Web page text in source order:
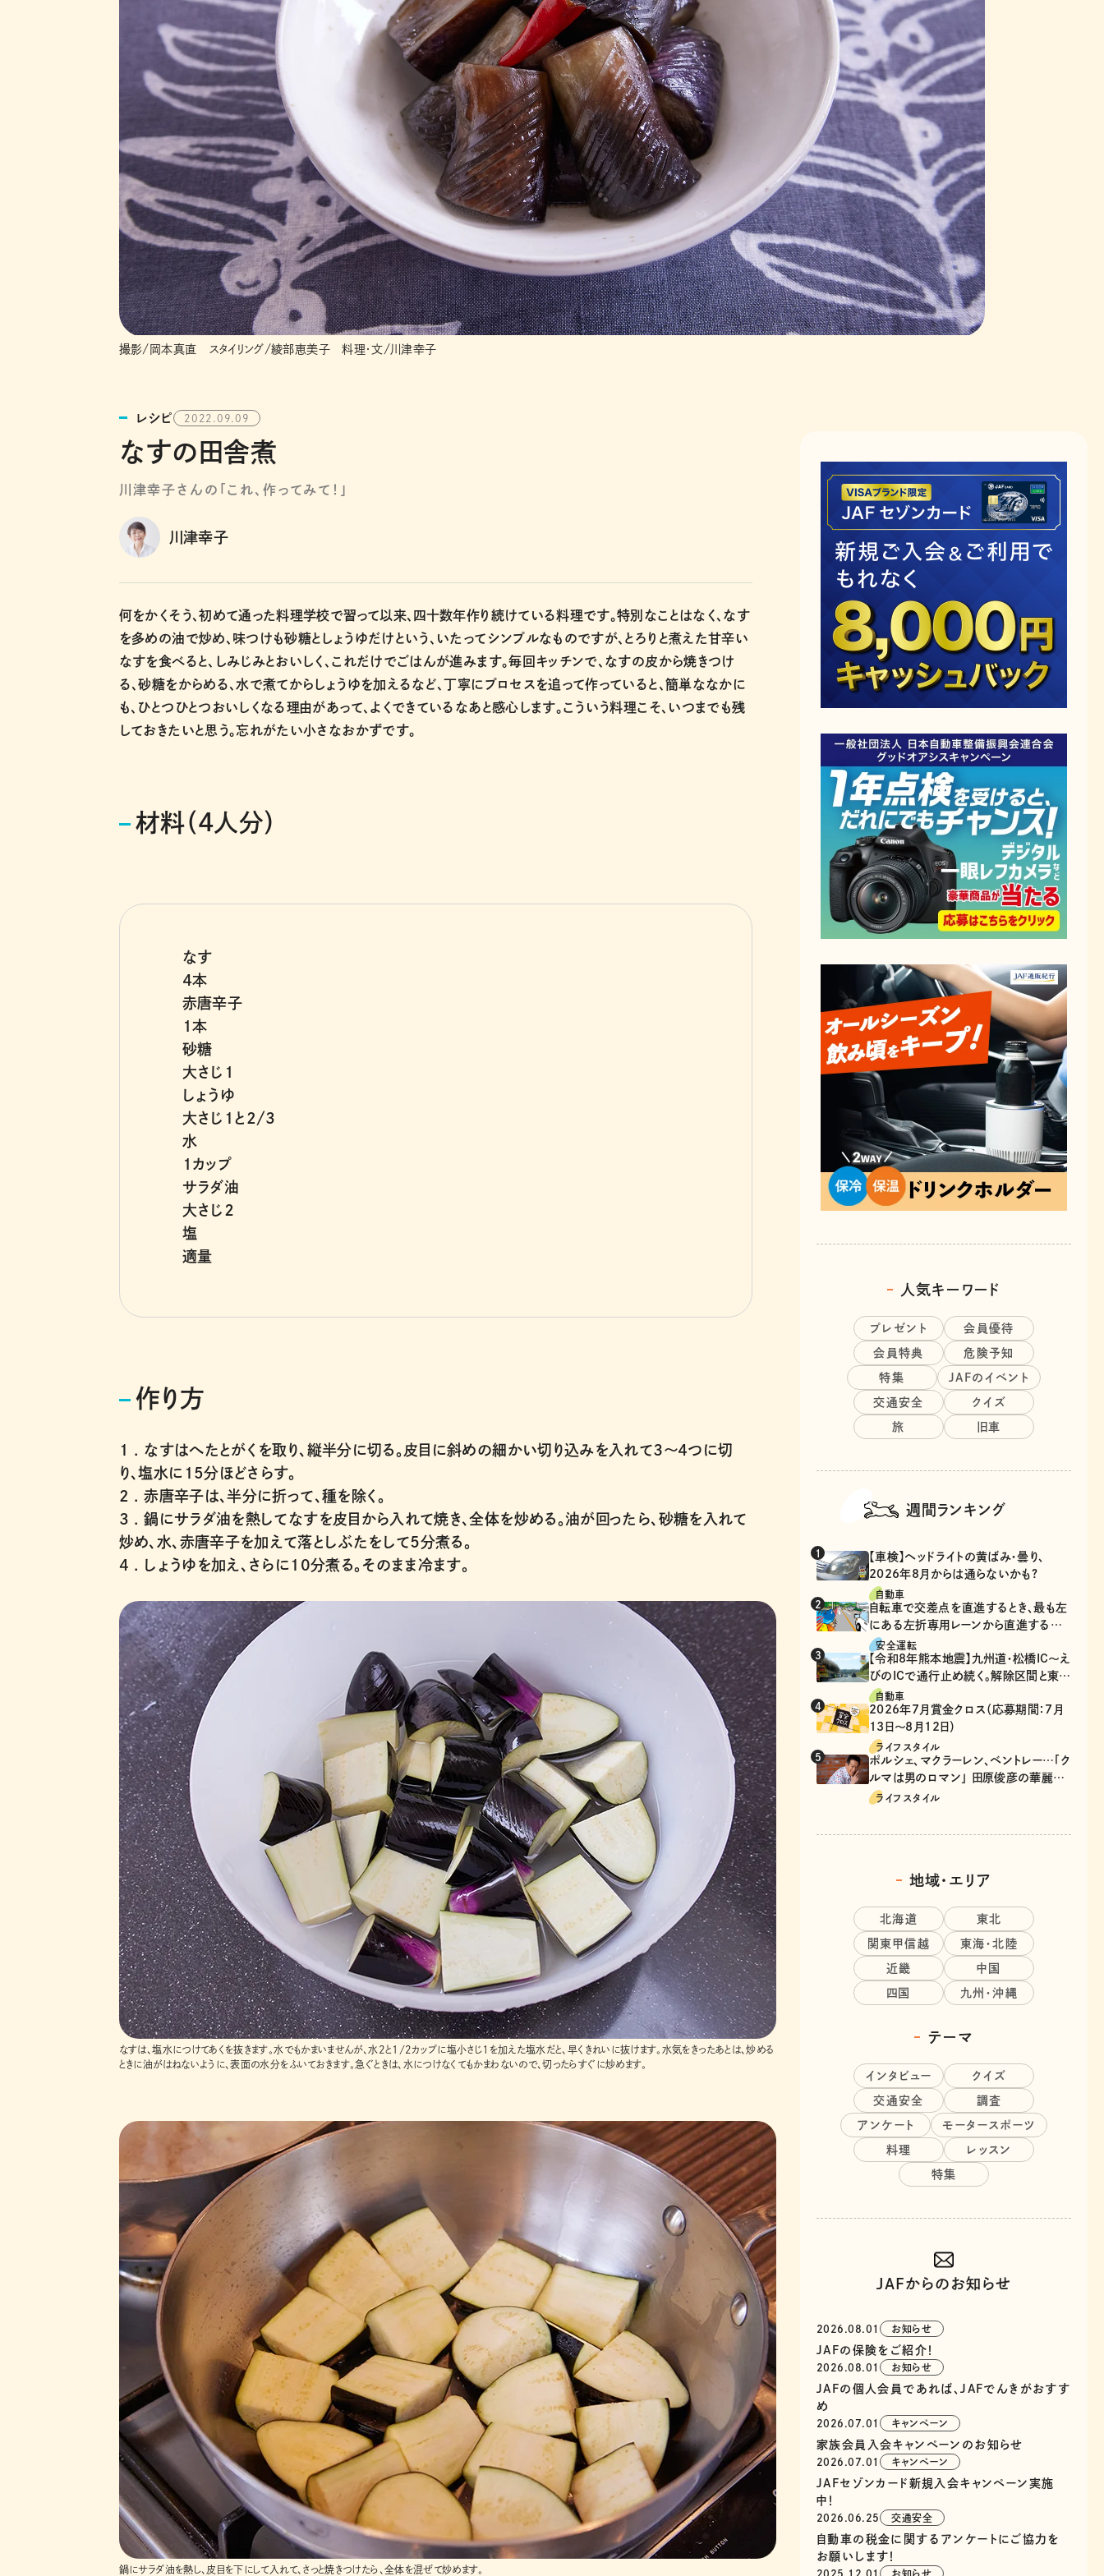
撮影/岡本真直 スタイリング/綾部恵美子 料理・文/川津幸子
レシピ 2022.09.09
なすの田舎煮
川津幸子さんの「これ、作ってみて！」
川津幸子
何をかくそう、初めて通った料理学校で習って以来、四十数年作り続けている料理です。特別なことはなく、なす
を多めの油で炒め、味つけも砂糖としょうゆだけという、いたってシンプルなものですが、とろりと煮えた甘辛い
なすを食べると、しみじみとおいしく、これだけでごはんが進みます。毎回キッチンで、なすの皮から焼きつけ
る、砂糖をからめる、水で煮てからしょうゆを加えるなど、丁寧にプロセスを追って作っていると、簡単ななかに
も、ひとつひとつおいしくなる理由があって、よくできているなあと感心します。こういう料理こそ、いつまでも残
しておきたいと思う。忘れがたい小さなおかずです。
材料（4人分）
なす
４本
赤唐辛子
１本
砂糖
大さじ１
しょうゆ
大さじ1と2/3
水
１カップ
サラダ油
大さじ２
塩
適量
作り方
1 . なすはへたとがくを取り、縦半分に切る。皮目に斜めの細かい切り込みを入れて３〜４つに切
り、塩水に15分ほどさらす。
2 .赤唐辛子は、半分に折って、種を除く。
3 .鍋にサラダ油を熱してなすを皮目から入れて焼き、全体を炒める。油が回ったら、砂糖を入れて
炒め、水、赤唐辛子を加えて落としぶたをして５分煮る。
4 . しょうゆを加え、さらに10分煮る。そのまま冷ます。
なすは、塩水につけてあくを抜きます。水でもかまいませんが、水2と1/2カップに塩小さじ１を加えた塩水だと、早くきれいに抜けます。水気をきったあとは、炒める
ときに油がはねないように、表面の水分をふいておきます。急ぐときは、水につけなくてもかまわないので、切ったらすぐに炒めます。
鍋にサラダ油を熱し、皮目を下にして入れて、さっと焼きつけたら、全体を混ぜて炒めます。
人気キーワード
プレゼント 会員優待
会員特典 危険予知
特集 JAFのイベント
交通安全 クイズ
旅 旧車
週間ランキング
【車検】ヘッドライトの黄ばみ・曇り、
2026年8月からは通らないかも?
自動車
自転車で交差点を直進するとき、最も左
にある左折専用レーンから直進するの
は、違反？
安全運転
【令和8年熊本地震】九州道・松橋IC～え
びのICで通行止め続く。解除区間と東九
州道の迂回ルート
自動車
2026年7月賞金クロス（応募期間：7月
13日～8月12日）
ライフスタイル
ポルシェ、マクラーレン、ベントレー…「ク
ルマは男のロマン」 田原俊彦の華麗な
る愛車遍歴
ライフスタイル
地域・エリア
北海道 東北
関東甲信越 東海・北陸
近畿 中国
四国 九州・沖縄
テーマ
インタビュー クイズ
交通安全 調査
アンケート モータースポーツ
料理 レッスン
特集
JAFからのお知らせ
2026.08.01 お知らせ
JAFの保険をご紹介！
2026.08.01 お知らせ
JAFの個人会員であれば、JAFでんきがおすす
め
2026.07.01 キャンペーン
家族会員入会キャンペーンのお知らせ
2026.07.01 キャンペーン
JAFセゾンカード新規入会キャンペーン実施
中！
2026.06.25 交通安全
自動車の税金に関するアンケートにご協力を
お願いします！
2025.12.01 お知らせ